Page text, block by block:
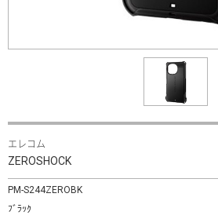
エレコム
ZEROSHOCK
PM-S244ZEROBK
ﾌﾞﾗｯｸ